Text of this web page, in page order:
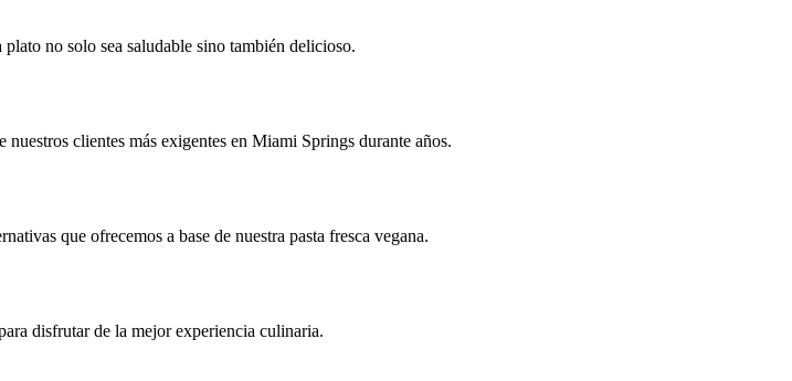
no solo sea saludable sino también delicioso.
clientes más exigentes en Miami Springs durante años.
que ofrecemos a base de nuestra pasta fresca vegana.
disfrutar de la mejor experiencia culinaria.